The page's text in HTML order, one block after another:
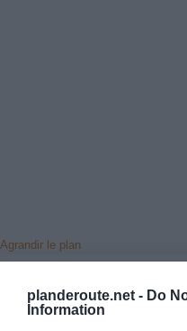
planderoute.net - Do
Information
Agrandir le plan